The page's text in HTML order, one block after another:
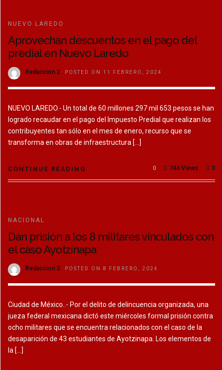
NUEVO LAREDO
Aprovechan descuentos en el pago del
predial en Nuevo Laredo
Redaccion 2 POSTED ON 11 FEBRERO, 2024
NUEVO LAREDO.- Un total de 60 millones 297 mil 653 pesos se han
logrado recaudar en el pago del Impuesto Predial que realizan los
contribuyentes tan sólo en el mes de enero, recurso que se
transforma en obras de infraestructura […]
CONTINUE READING 0
746 Views
0
NACIONAL
Dan prisión a los 8 militares vinculados con
el caso Ayotzinapa
Redaccion 2 POSTED ON 8 FEBRERO, 2024
Ciudad de México..- Por el delito de delincuencia organizada, una
jueza federal mexicana dictó este miércoles formal prisión contra
ocho militares que se encuentra relacionados con el caso de la
desaparición de 43 estudiantes de Ayotzinapa. Los elementos de
la […]